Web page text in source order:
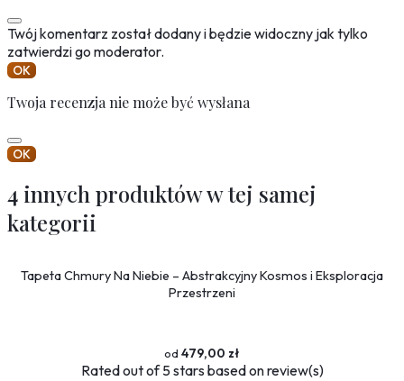
Twój komentarz został dodany i będzie widoczny jak tylko
zatwierdzi go moderator.
OK
Twoja recenzja nie może być wysłana
OK
4 innych produktów w tej samej
kategorii
Tapeta Chmury Na Niebie – Abstrakcyjny Kosmos i Eksploracja
Przestrzeni
479,00 zł
Ratedout of 5 stars based onreview(s)